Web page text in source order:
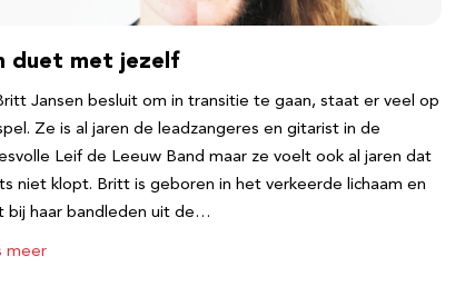
duet met jezelf
Jansen besluit om in transitie te gaan, staat er veel op
Ze is al jaren de leadzangeres en gitarist in de
Leif de Leeuw Band maar ze voelt ook al jaren dat
niet klopt. Britt is geboren in het verkeerde lichaam en
bij haar bandleden uit de…
meer